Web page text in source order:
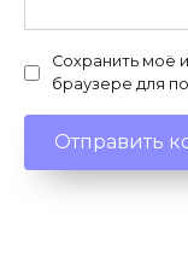
Сохранить моё
браузере для